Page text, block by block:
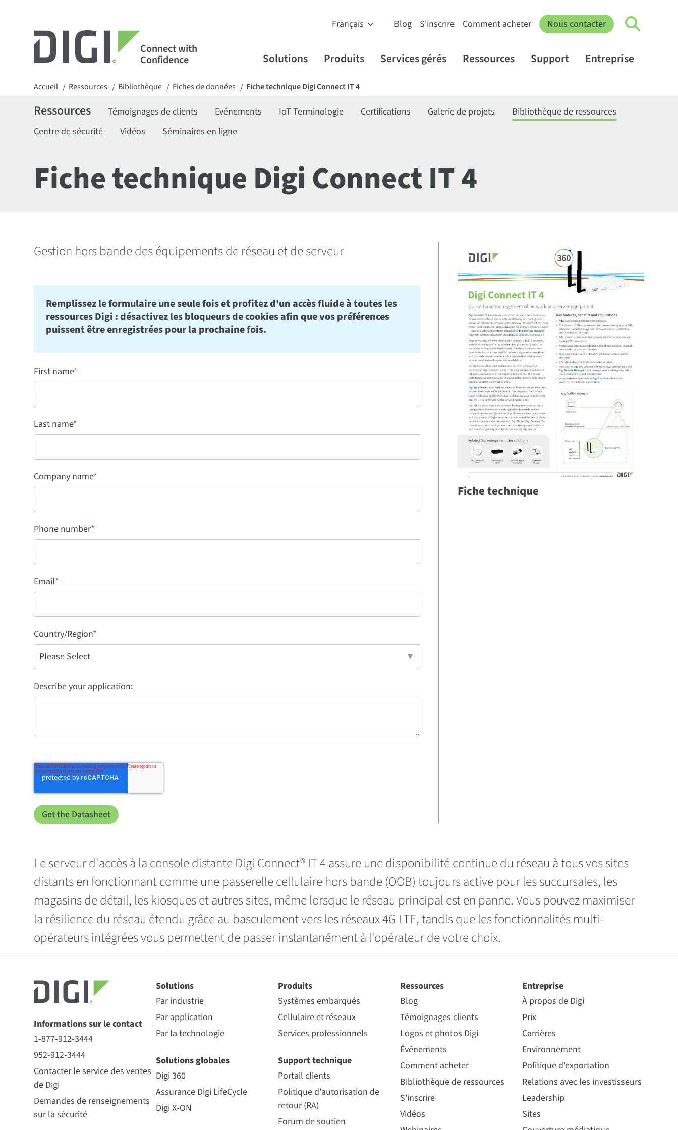
Connect with
Confidence
Blog S'inscrire Comment acheter Nous contacter
Solutions Produits Services gérés Ressources Support Entreprise
Accueil / Ressources / Bibliothèque / Fiches de données / Fiche technique Digi Connect IT 4
Ressources Témoignages de clients Evénements IoT Terminologie Certifications Galerie de projets
Bibliothèque de ressources
Centre de sécurité
Vidéos Séminaires en ligne
Fiche technique Digi Connect IT 4
Gestion hors bande des équipements de réseau et de serveur
Remplissez le formulaire une seule fois et profitez d'un accès fluide à toutes les
ressources Digi : désactivez les bloqueurs de cookies afin que vos préférences
puissent être enregistrées pour la prochaine fois.
First name*
Last name*
Company name*
Phone number*
Email*
Country/Region*
Describe your application:
Fiche technique
Le serveur d'accès à la console distante Digi Connect® IT 4 assure une disponibilité continue du réseau à tous vos sites
distants en fonctionnant comme une passerelle cellulaire hors bande (OOB) toujours active pour les succursales, les
magasins de détail, les kiosques et autres sites, même lorsque le réseau principal est en panne. Vous pouvez maximiser
la résilience du réseau étendu grâce au basculement vers les réseaux 4G LTE, tandis que les fonctionnalités multi-
opérateurs intégrées vous permettent de passer instantanément à l'opérateur de votre choix.
Informations sur le contact
1-877-912-3444
952-912-3444
Contacter le service des ventes
de Digi
Demandes de renseignements
sur la sécurité
Solutions
Par industrie
Par application
Par la technologie
Solutions globales
Digi 360
Assurance Digi LifeCycle
Digi X-ON
Produits
Systèmes embarqués
Cellulaire et réseaux
Services professionnels
Support technique
Portail clients
Politique d'autorisation de
retour (RA)
Forum de soutien
Ressources
Blog
Témoignages clients
Logos et photos Digi
Événements
Comment acheter
Bibliothèque de ressources
S'inscrire
Vidéos
Entreprise
À propos de Digi
Prix
Carrières
Environnement
Politique d'exportation
Relations avec les investisseurs
Leadership
Sites